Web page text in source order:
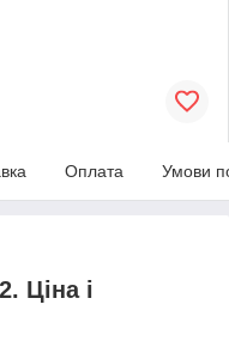
Оплата Умови
Ціна і